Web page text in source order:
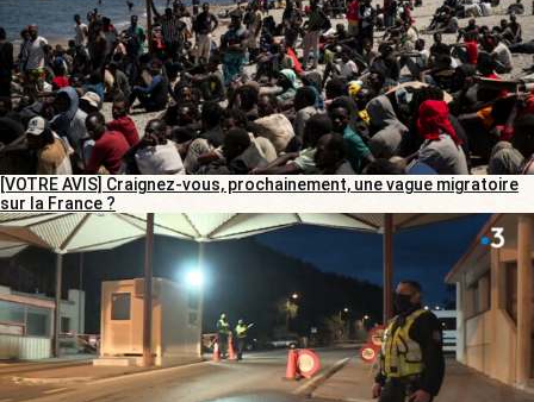
[VOTRE AVIS] Craignez-vous, prochainement, une vague migratoire
sur la France ?